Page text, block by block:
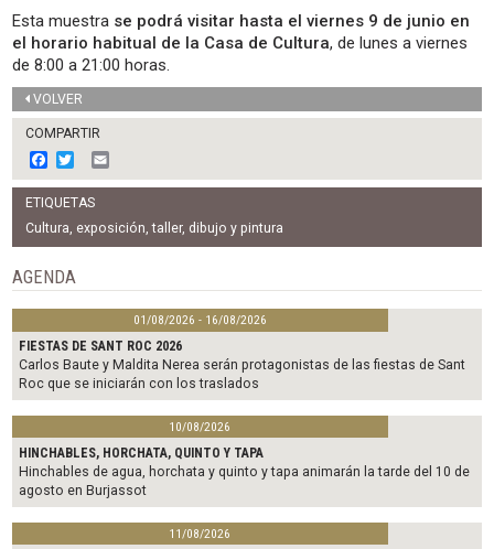
Esta muestra se podrá visitar hasta el viernes 9 de junio en
el horario habitual de la Casa de Cultura, de lunes a viernes
de 8:00 a 21:00 horas.
VOLVER
COMPARTIR
F
a
c
e
b
o
o
k
w
i
t
t
e
m
a
l
ETIQUETAS
Cultura, exposición,taller, dibujo y pintura
AGENDA
01/08/2026 - 16/08/2026
FIESTAS DE SANT ROC 2026
Carlos Baute y Maldita Nerea serán protagonistas de las fiestas de Sant
Roc que se iniciarán con los traslados
10/08/2026
HINCHABLES, HORCHATA, QUINTO Y TAPA
Hinchables de agua, horchata y quinto y tapa animarán la tarde del 10 de
agosto en Burjassot
11/08/2026